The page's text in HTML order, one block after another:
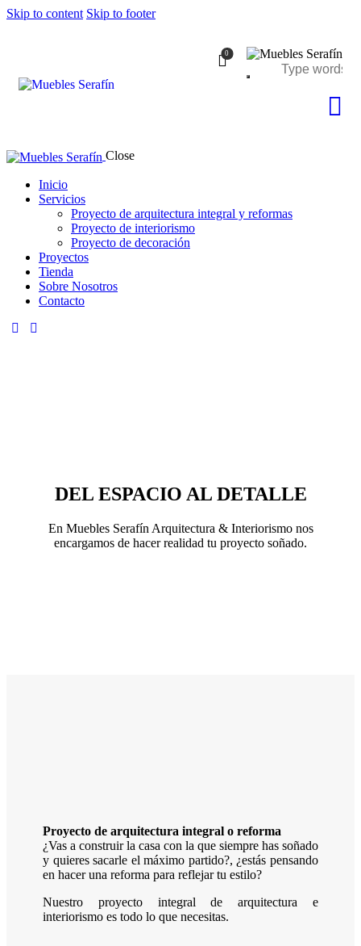
Skip to content Skip to footer
0
Close
Inicio
Servicios
Proyecto de arquitectura integral y reformas
Proyecto de interiorismo
Proyecto de decoración
Proyectos
Tienda
Sobre Nosotros
Contacto
DEL ESPACIO AL DETALLE
En Muebles Serafín Arquitectura & Interiorismo nos
encargamos de hacer realidad tu proyecto soñado.
Proyecto de arquitectura integral o reforma
¿Vas a construir la casa con la que siempre has soñado
y quieres sacarle el máximo partido?, ¿estás pensando
en hacer una reforma para reflejar tu estilo?
Nuestro proyecto integral de arquitectura e
interiorismo es todo lo que necesitas.